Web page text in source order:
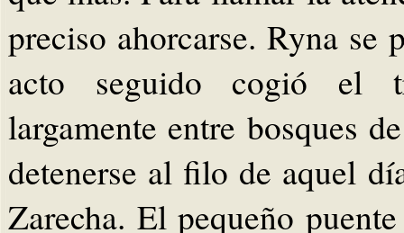
preciso ahorcarse. Ryna se
acto seguido cogió el
largamente entre bosques
detenerse al filo de aquel
Zarecha. El pequeño